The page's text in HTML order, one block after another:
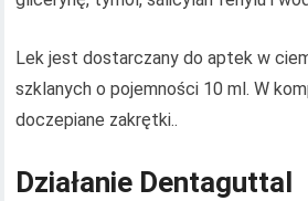
Lek jest dostarczany do aptek w
szklanych o pojemności 10 ml. W
doczepiane zakrętki..
Działanie Dentaguttal